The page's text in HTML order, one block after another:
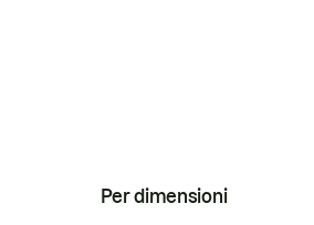
Per dimensioni